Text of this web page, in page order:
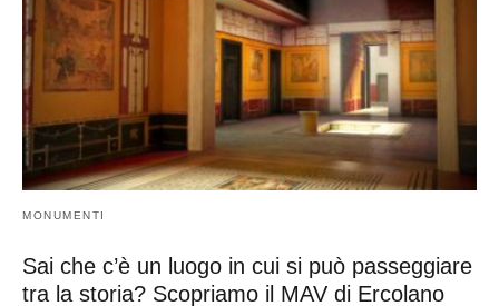
MONUMENTI
Sai che c’è un luogo in cui si può passeggiare
tra la storia? Scopriamo il MAV di Ercolano